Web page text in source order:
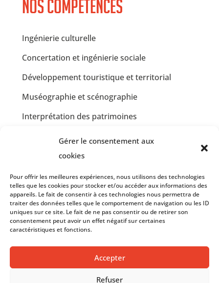
Gérer le consentement aux
cookies
Pour offrir les meilleures expériences, nous utilisons des technologies
telles que les cookies pour stocker et/ou accéder aux informations des
appareils. Le fait de consentir à ces technologies nous permettra de
traiter des données telles que le comportement de navigation ou les ID
uniques sur ce site. Le fait de ne pas consentir ou de retirer son
consentement peut avoir un effet négatif sur certaines
caractéristiques et fonctions.
Accepter
Refuser
Nos compétences
Ingénierie culturelle
Concertation et ingénierie sociale
Développement touristique et territorial
Muséographie et scénographie
Interprétation des patrimoines
Communication et design graphique
Jardins partagés et Développement Durable
Insertion professionnelle en restauration
collective
Insertion professionnelle en communication et
graphisme
© 2023 – LE PASSE MURAILLE –
Politique de Confidentialité